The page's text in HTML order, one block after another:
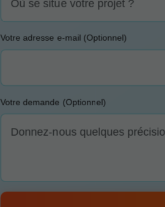
Votre adresse e-mail (Optionnel)
Votre demande (Optionnel)